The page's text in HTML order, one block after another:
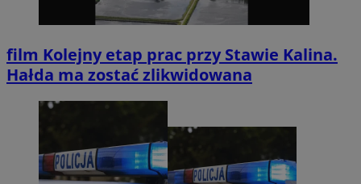
film Kolejny etap prac przy Stawie Kalina.
Hałda ma zostać zlikwidowana